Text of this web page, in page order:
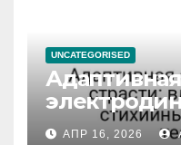
UNCATEGORISED
Адаптивная
влияние
АПР 16, 2026